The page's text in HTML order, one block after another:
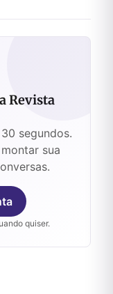
Revista
segundos.
sua
quiser.